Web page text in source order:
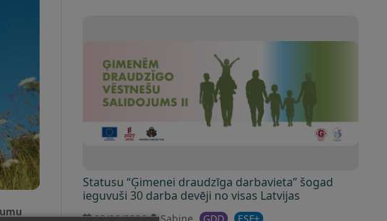
Statusu “Ģimenei draudzīga darbavieta” šogad
ieguvuši 30 darba devēji no visas Latvijas